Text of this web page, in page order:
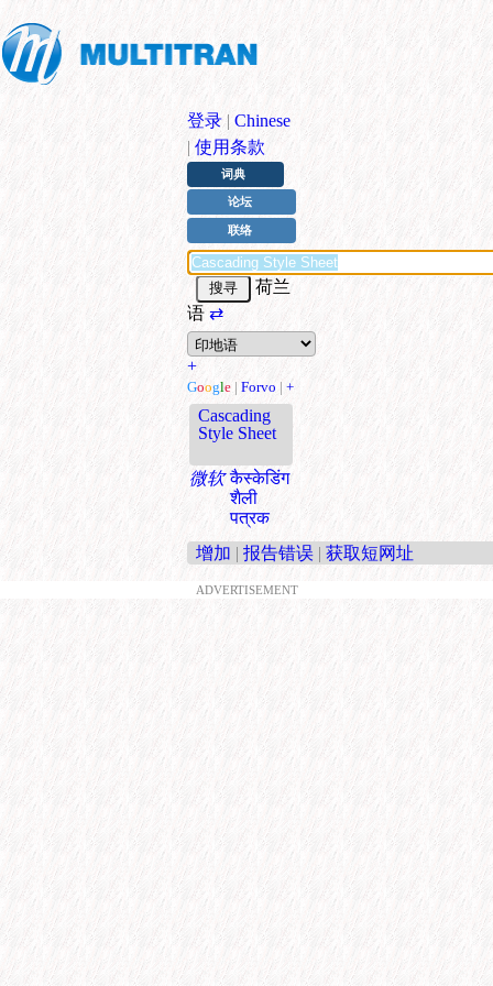
登录 | Chinese
| 使用条款
词典
论坛
联络
荷兰
语 ⇄
+
Google | Forvo | +
Cascading
Style Sheet
微软 कैस्केडिंग
शैली
पत्रक
增加 | 报告错误 | 获取短网址
ADVERTISEMENT